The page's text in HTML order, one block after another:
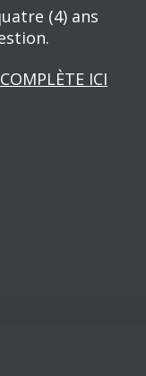
(4) ans
ICI